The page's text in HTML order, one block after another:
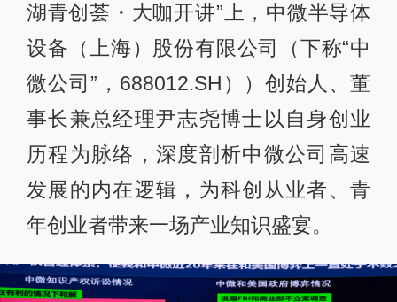
湖青创荟・大咖开讲”上，中微半导体
设备（上海）股份有限公司（下称“中
微公司”，688012.SH））创始人、董
事长兼总经理尹志尧博士以自身创业
历程为脉络，深度剖析中微公司高速
发展的内在逻辑，为科创从业者、青
年创业者带来一场产业知识盛宴。